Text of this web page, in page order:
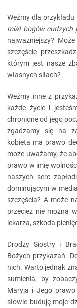
Weźmy dla
miał bogów cudzych
najważniejszy?
szczęście
którym jest nasze
własnych siłach?
Weźmy inne z
każde życie i
chronione od jego
zgadzamy się na
kobieta ma prawo
może uważamy, że
prawo w imię
naszych serc
dominującym w
szczęścia? A może
przecież nie można
lekarza, szkoda
Drodzy Siostry i
Bożych przykazań.
nich. Warto jednak
sumienia, by
Maryja i Jego
słowie buduję moje